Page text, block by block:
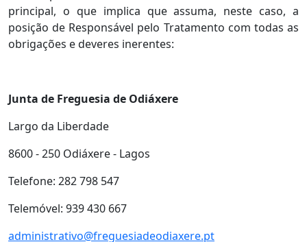
principal, o que implica que assuma, neste caso, a
posição de Responsável pelo Tratamento com todas as
obrigações e deveres inerentes:
Junta de Freguesia de Odiáxere
Largo da Liberdade
8600 - 250 Odiáxere - Lagos
Telefone: 282 798 547
Telemóvel: 939 430 667
administrativo@freguesiadeodiaxere.pt